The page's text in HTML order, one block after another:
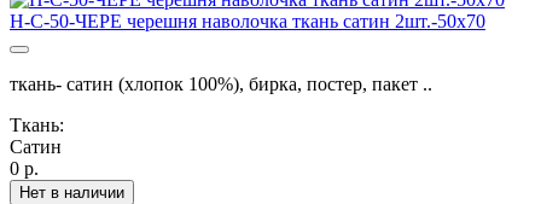
Н-С-50-ЧЕРЕ черешня наволочка ткань сатин 2шт.-50х70
ткань- сатин (хлопок 100%), бирка, постер, пакет ..
Ткань:
Сатин
0 р.
Нет в наличии